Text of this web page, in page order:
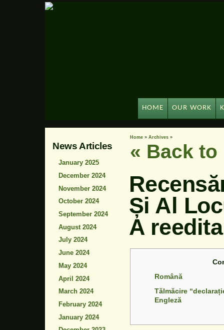
« Back to
Și Al
A
Română
Tălmăcire
Engleză
News Articles
January 2025
December 2024
November 2024
October 2024
September 2024
August 2024
July 2024
June 2024
May 2024
April 2024
March 2024
February 2024
January 2024
Home » Archives »
HOME OUR WORK